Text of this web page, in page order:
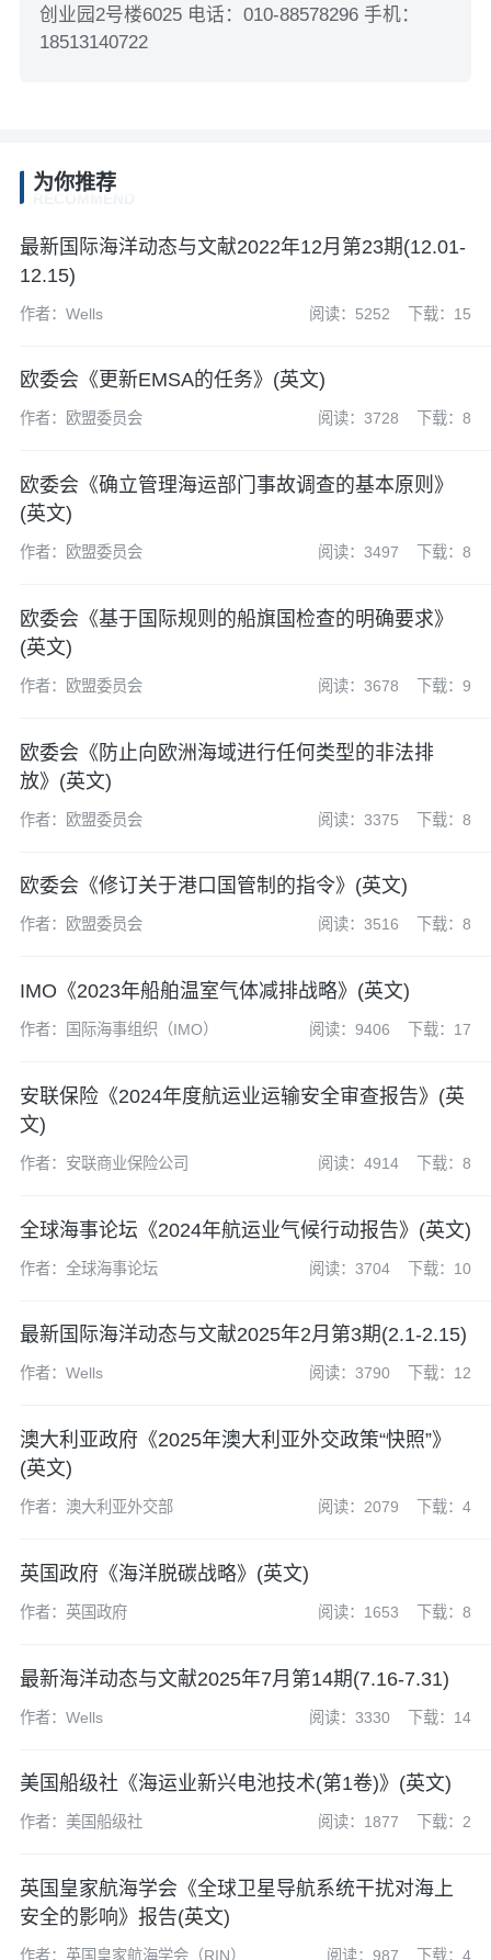
创业园2号楼6025 电话：010-88578296 手机：
18513140722
为你推荐
最新国际海洋动态与文献2022年12月第23期(12.01-
12.15)
作者：Wells 阅读：5252 下载：15
欧委会《更新EMSA的任务》(英文)
作者：欧盟委员会 阅读：3728 下载：8
欧委会《确立管理海运部门事故调查的基本原则》
(英文)
作者：欧盟委员会 阅读：3497 下载：8
欧委会《基于国际规则的船旗国检查的明确要求》
(英文)
作者：欧盟委员会 阅读：3678 下载：9
欧委会《防止向欧洲海域进行任何类型的非法排
放》(英文)
作者：欧盟委员会 阅读：3375 下载：8
欧委会《修订关于港口国管制的指令》(英文)
作者：欧盟委员会 阅读：3516 下载：8
IMO《2023年船舶温室气体减排战略》(英文)
作者：国际海事组织（IMO） 阅读：9406 下载：17
安联保险《2024年度航运业运输安全审查报告》(英
文)
作者：安联商业保险公司 阅读：4914 下载：8
全球海事论坛《2024年航运业气候行动报告》(英文)
作者：全球海事论坛 阅读：3704 下载：10
最新国际海洋动态与文献2025年2月第3期(2.1-2.15)
作者：Wells 阅读：3790 下载：12
澳大利亚政府《2025年澳大利亚外交政策“快照”》
(英文)
作者：澳大利亚外交部 阅读：2079 下载：4
英国政府《海洋脱碳战略》(英文)
作者：英国政府 阅读：1653 下载：8
最新海洋动态与文献2025年7月第14期(7.16-7.31)
作者：Wells 阅读：3330 下载：14
美国船级社《海运业新兴电池技术(第1卷)》(英文)
作者：美国船级社 阅读：1877 下载：2
英国皇家航海学会《全球卫星导航系统干扰对海上
安全的影响》报告(英文)
作者：英国皇家航海学会（RIN） 阅读：987 下载：4